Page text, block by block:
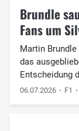
Brundle
Fans um
Martin
das
Entscheidung
06.07.2026 F1